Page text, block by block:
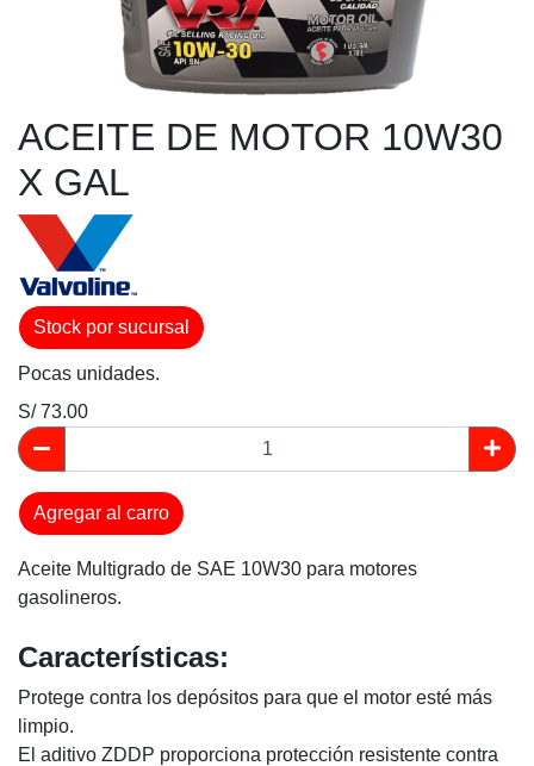
ACEITE DE MOTOR 10W30
X GAL
Stock por sucursal
Pocas unidades.
S/ 73.00
Agregar al carro
Aceite Multigrado de SAE 10W30 para motores
gasolineros.
Características:
Protege contra los depósitos para que el motor esté más
limpio.
El aditivo ZDDP proporciona protección resistente contra